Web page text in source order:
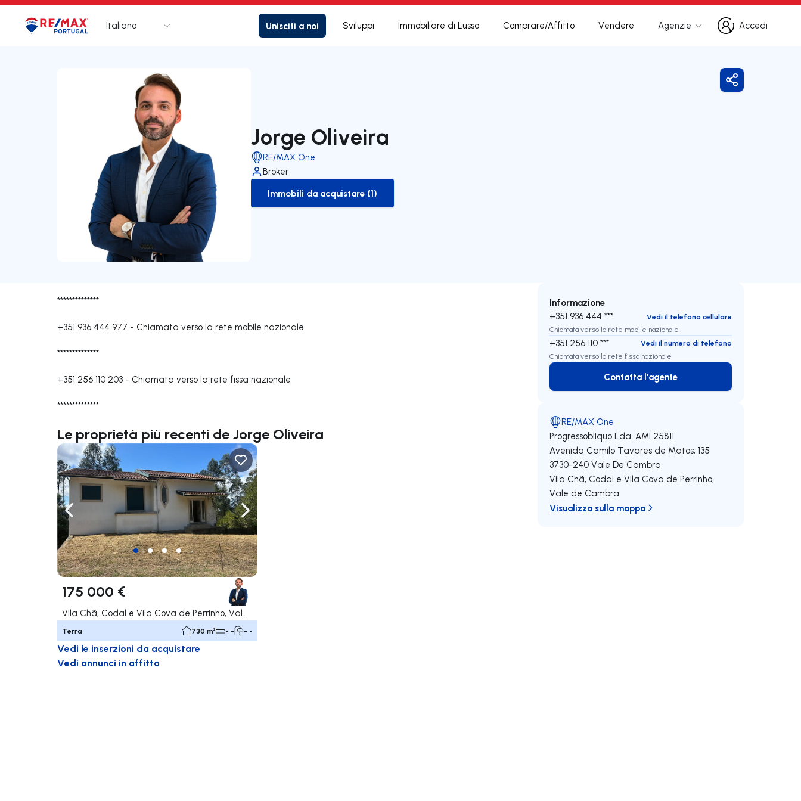
Logo Vai alla homepage
Italiano Unisciti a noi Sviluppi Immobiliare di Lusso Comprare/Affitto Vendere Agenzie
Accedi
Accedi
Jorge Oliveira
RE/MAX One
Broker
to-buy-listing
Immobili da acquistare (1)
Condividi
**************
+351 936 444 977 - Chiamata verso la rete mobile nazionale
**************
+351 256 110 203 - Chiamata verso la rete fissa nazionale
**************
Le proprietà più recenti de Jorge Oliveira
Naviga a sinistra Naviga a destra
175 000 €
Terra 730 m² - - - -
Vedi le inserzioni da acquistare
Vedi annunci in affitto
Informazione
+351 936 444 ***
Vedi il telefono cellulare
Chiamata verso la rete mobile nazionale
+351 256 110 ***
Vedi il numero di telefono
Chiamata verso la rete fissa nazionale
Contatta l'agente
Contatta l'agente
RE/MAX One
Progressobliquo Lda. AMI 25811
Avenida Camilo Tavares de Matos, 135
3730-240 Vale De Cambra
Vila Chã, Codal e Vila Cova de Perrinho,
Vale de Cambra
Visualizza sulla mappa